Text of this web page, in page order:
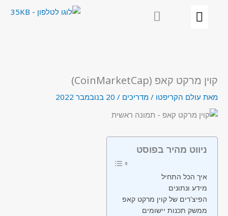
קוין מרקט קאפ (CoinMarketCap)
מאת עולם הקריפטו / מדריכים / 20 בנובמבר 2022
ניווט מהיר בפוסט
איך הכל התחיל
מידע ונתונים
הפיצ'רים של קוין מרקט קאפ
ממשק תכנות יישומים